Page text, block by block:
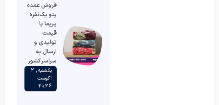
فروش عمده
پتو یک‌نفره
پریما با
قیمت
تولیدی و
ارسال به
سراسر کشور
یکشنبه , 2
آگوست
2026